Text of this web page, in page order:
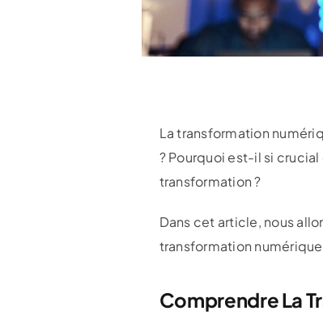
La transformation
? Pourquoi est-il si
transformation ?
Dans cet article, nous
transformation
Comprendre La